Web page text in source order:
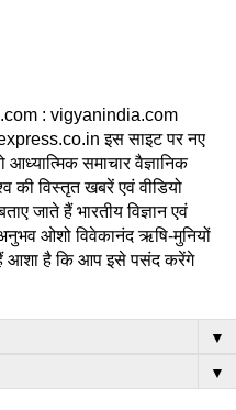
: vigyanindia.com
इस साइट पर नए
आध्यात्मिक समाचार वैज्ञानिक
की विस्तृत खबरें एवं वीडियो
जाते हैं भारतीय विज्ञान एवं
अनुभव ओशो विवेकानंद ऋषि-मुनियों
आशा है कि आप इसे पसंद करेंगे
▼
▼